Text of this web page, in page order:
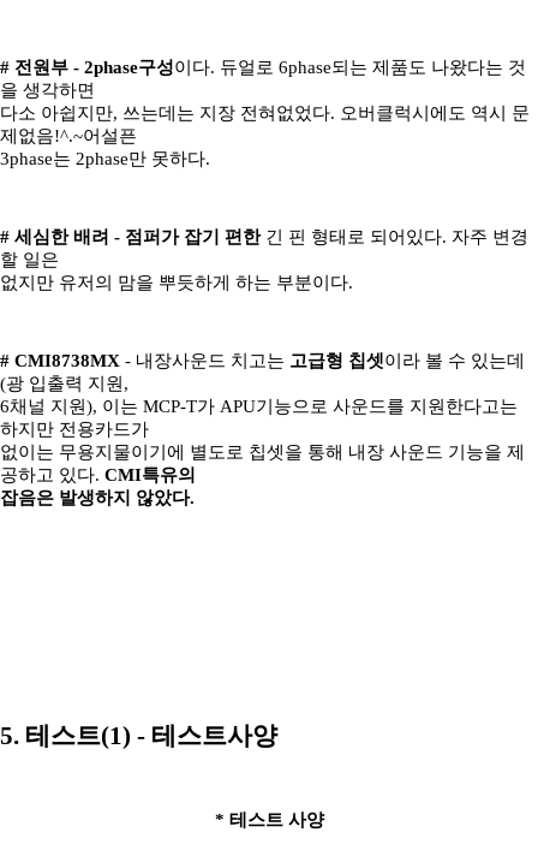
# 전원부 - 2phase구성이다. 듀얼로 6phase되는 제품도 나왔다는 것
을 생각하면
다소 아쉽지만, 쓰는데는 지장 전혀없었다. 오버클럭시에도 역시 문
제없음!^.~어설픈
3phase는 2phase만 못하다.
# 세심한 배려 - 점퍼가 잡기 편한긴 핀 형태로 되어있다. 자주 변경
할 일은
없지만 유저의 맘을 뿌듯하게 하는 부분이다.
# CMI8738MX - 내장사운드 치고는 고급형 칩셋이라 볼 수 있는데
(광 입출력 지원,
6채널 지원), 이는 MCP-T가 APU기능으로 사운드를 지원한다고는
하지만 전용카드가
없이는 무용지물이기에 별도로 칩셋을 통해 내장 사운드 기능을 제
공하고 있다. CMI특유의
잡음은 발생하지 않았다.
5. 테스트(1) - 테스트사양
* 테스트 사양